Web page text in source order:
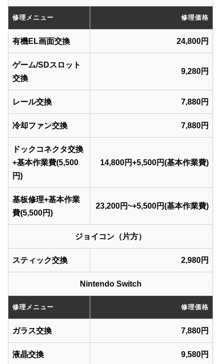
修理メニュー 修理価格
有機EL画面交換 24,800円
ゲーム/SDスロット
交換
9,280円
レール交換 7,880円
冷却ファン交換 7,880円
ドックコネクタ交換
+基本作業費(5,500
円)
14,800円+5,500円(基本作業費)
基板修理+基本作業
費(5,500円)
23,200円~+5,500円(基本作業費)
ジョイコン（片方）
スティック交換 2,980円
Nintendo Switch
修理メニュー 修理価格
ガラス交換 7,880円
液晶交換 9,580円